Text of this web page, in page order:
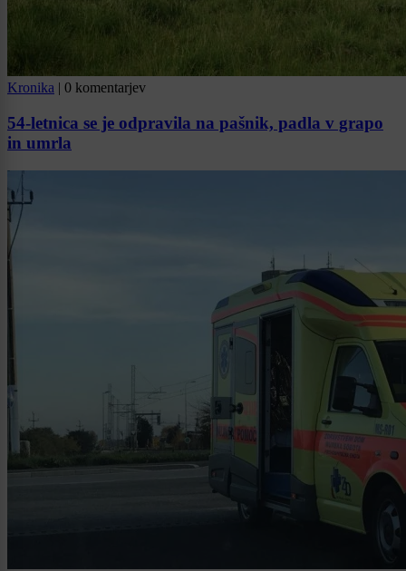
Kronika | 0 komentarjev
54-letnica se je odpravila na pašnik, padla v grapo
in umrla